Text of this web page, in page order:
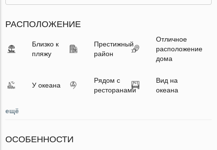
РАСПОЛОЖЕНИЕ
Близко к
пляжу
Престижный
район
Отличное
расположение
дома
У океана
Рядом с
ресторанами
Вид на
океана
ещё
ОСОБЕННОСТИ